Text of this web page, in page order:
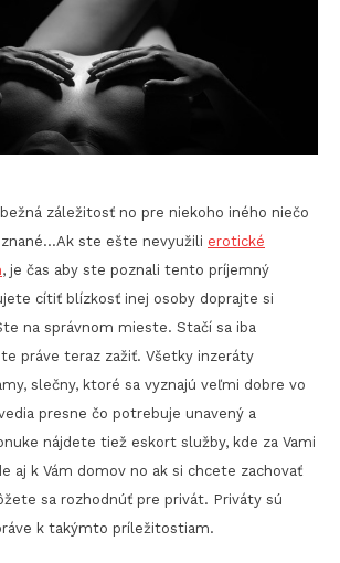
záležitosť no pre niekoho iného niečo
ste ešte nevyužili erotické
, je čas aby ste poznali tento príjemný
cítiť blízkosť inej osoby doprajte si
na správnom mieste. Stačí sa iba
práve teraz zažiť. Všetky inzeráty
slečny, ktoré sa vyznajú veľmi dobre vo
presne čo potrebuje unavený a
nájdete tiež eskort služby, kde za Vami
aj k Vám domov no ak si chcete zachovať
sa rozhodnúť pre privát. Priváty sú
k takýmto príležitostiam.